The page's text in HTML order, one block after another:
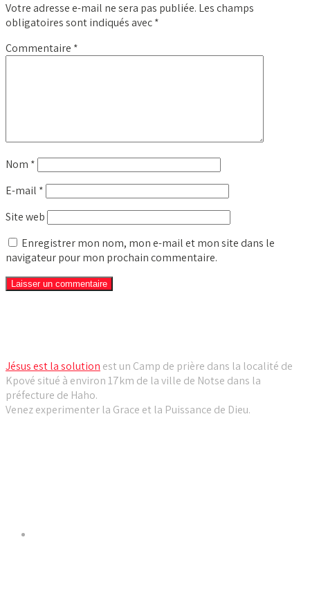
Votre adresse e-mail ne sera pas publiée. Les champs
obligatoires sont indiqués avec*
Commentaire *
Nom *
E-mail *
Site web
Enregistrer mon nom, mon e-mail et mon site dans le
navigateur pour mon prochain commentaire.
Jésus est la solution est un Camp de prière dans la localité de
Kpové situé à environ 17km de la ville de Notse dans la
préfecture de Haho.
Venez experimenter la Grace et la Puissance de Dieu.